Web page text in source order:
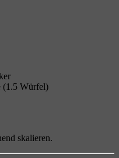
Würfel)
skalieren.